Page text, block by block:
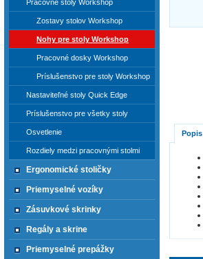
Popis
Pracovné stoly Workshop
Zostavy stolov Workshop
Nohy pre stoly Workshop
Pracovné dosky Workshop
Príslušenstvo pre stoly Workshop
Nastaviteľné stoly Quick Edge
Príslušenstvo pre všetky stoly
Osvetlenie
Rozdiely medzi pracovnými stolmi
Ergonomické stoličky
Priemyselné vozíky
Zásuvkové skrinky
Regály a skrine
Priemyselné prepážky